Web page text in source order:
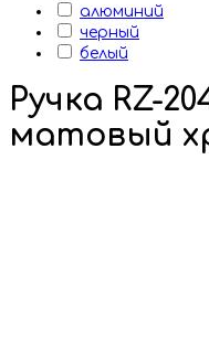
алюминий
черный
белый
Ручка RZ-
матовый